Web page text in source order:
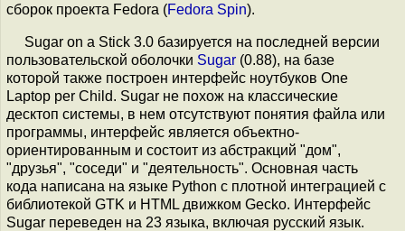
сборок проекта Fedora (Fedora Spin).
Sugar on a Stick 3.0 базируется на последней версии
пользовательской оболочки Sugar (0.88), на базе
которой также построен интерфейс ноутбуков One
Laptop per Child. Sugar не похож на классические
десктоп системы, в нем отсутствуют понятия файла или
программы, интерфейс является объектно-
ориентированным и состоит из абстракций "дом",
"друзья", "соседи" и "деятельность". Основная часть
кода написана на языке Python с плотной интеграцией с
библиотекой GTK и HTML движком Gecko. Интерфейс
Sugar переведен на 23 языка, включая русский язык.